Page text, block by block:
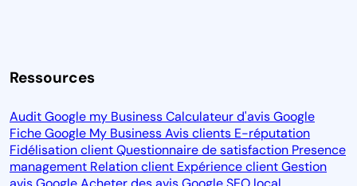
Ressources
Audit Google my BusinessCalculateur d'avis Google
Fiche Google My BusinessAvis clients E-réputation
Fidélisation clientQuestionnaire de satisfaction Presence
management Relation client Expérience clientGestion